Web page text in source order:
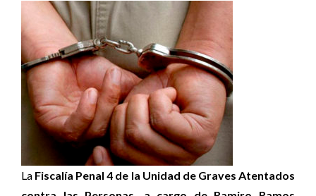
La Fiscalía Penal 4 de la Unidad de Graves Atentados